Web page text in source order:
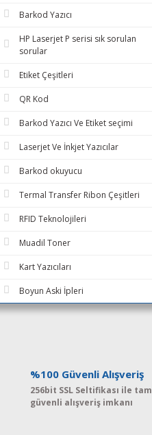
Barkod Yazıcı
HP Laserjet P serisi sık sorulan
sorular
Etiket Çeşitleri
QR Kod
Barkod Yazıcı Ve Etiket seçimi
Laserjet Ve İnkjet Yazıcılar
Barkod okuyucu
Termal Transfer Ribon Çeşitleri
RFID Teknolojileri
Muadil Toner
Kart Yazıcıları
Boyun Aski İpleri
%100 Güvenli Alışveriş
256bit SSL Seltifikası ile tam
güvenli alışveriş imkanı